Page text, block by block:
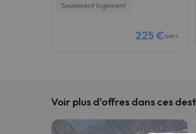
Seulement logement
225 €/pers.
Voir plus d'offres dans ces